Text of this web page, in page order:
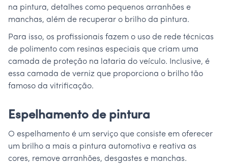
na pintura, detalhes como pequenos arranhões e
manchas, além de recuperar o brilho da pintura.
Para isso, os profissionais fazem o uso de rede técnicas
de polimento com resinas especiais que criam uma
camada de proteção na lataria do veículo. Inclusive, é
essa camada de verniz que proporciona o brilho tão
famoso da vitrificação.
Espelhamento de pintura
O espelhamento é um serviço que consiste em oferecer
um brilho a mais a pintura automotiva e reativa as
cores, remove arranhões, desgastes e manchas.